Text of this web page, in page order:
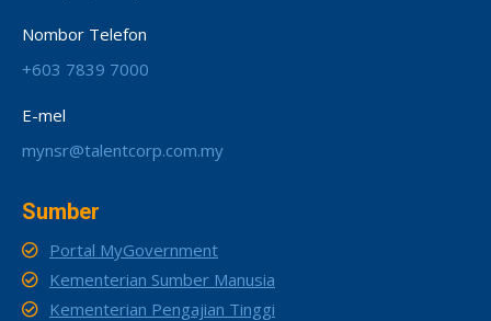
Nombor Telefon
+603 7839 7000
E-mel
mynsr@talentcorp.com.my
Sumber
Portal MyGovernment
Kementerian Sumber Manusia
Kementerian Pengajian Tinggi